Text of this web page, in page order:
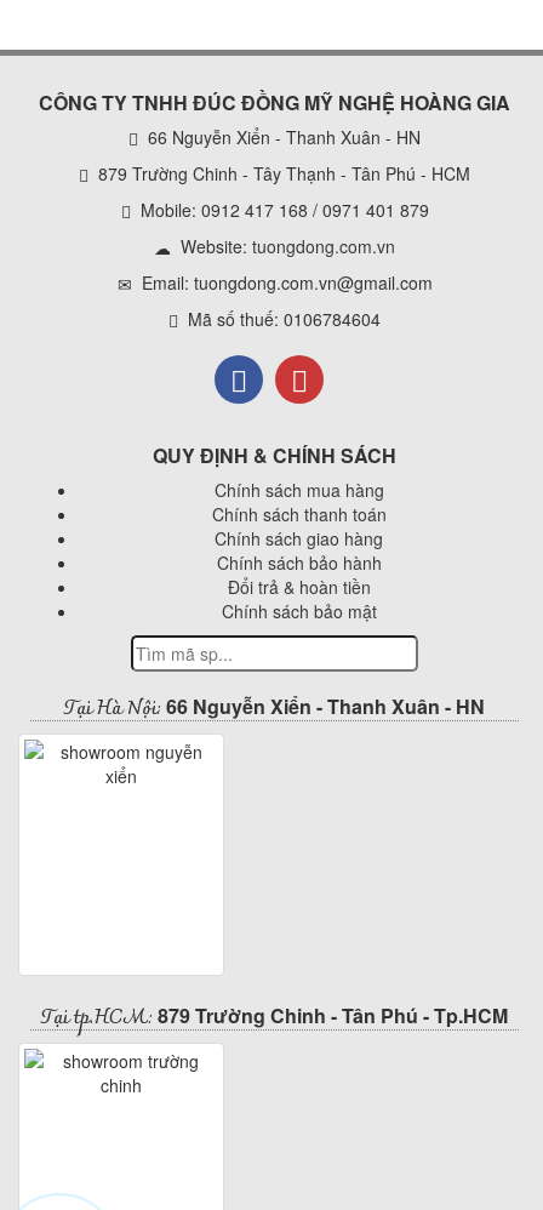
CÔNG TY TNHH ĐÚC ĐỒNG MỸ NGHỆ HOÀNG GIA
66 Nguyễn Xiển - Thanh Xuân - HN
879 Trường Chinh - Tây Thạnh - Tân Phú - HCM
Mobile: 0912 417 168 / 0971 401 879
Website: tuongdong.com.vn
Email: tuongdong.com.vn@gmail.com
Mã số thuế: 0106784604
QUY ĐỊNH & CHÍNH SÁCH
Chính sách mua hàng
Chính sách thanh toán
Chính sách giao hàng
Chính sách bảo hành
Đổi trả & hoàn tiền
Chính sách bảo mật
Tại Hà Nội: 66 Nguyễn Xiển - Thanh Xuân - HN
Tại tp.HCM: 879 Trường Chinh - Tân Phú - Tp.HCM